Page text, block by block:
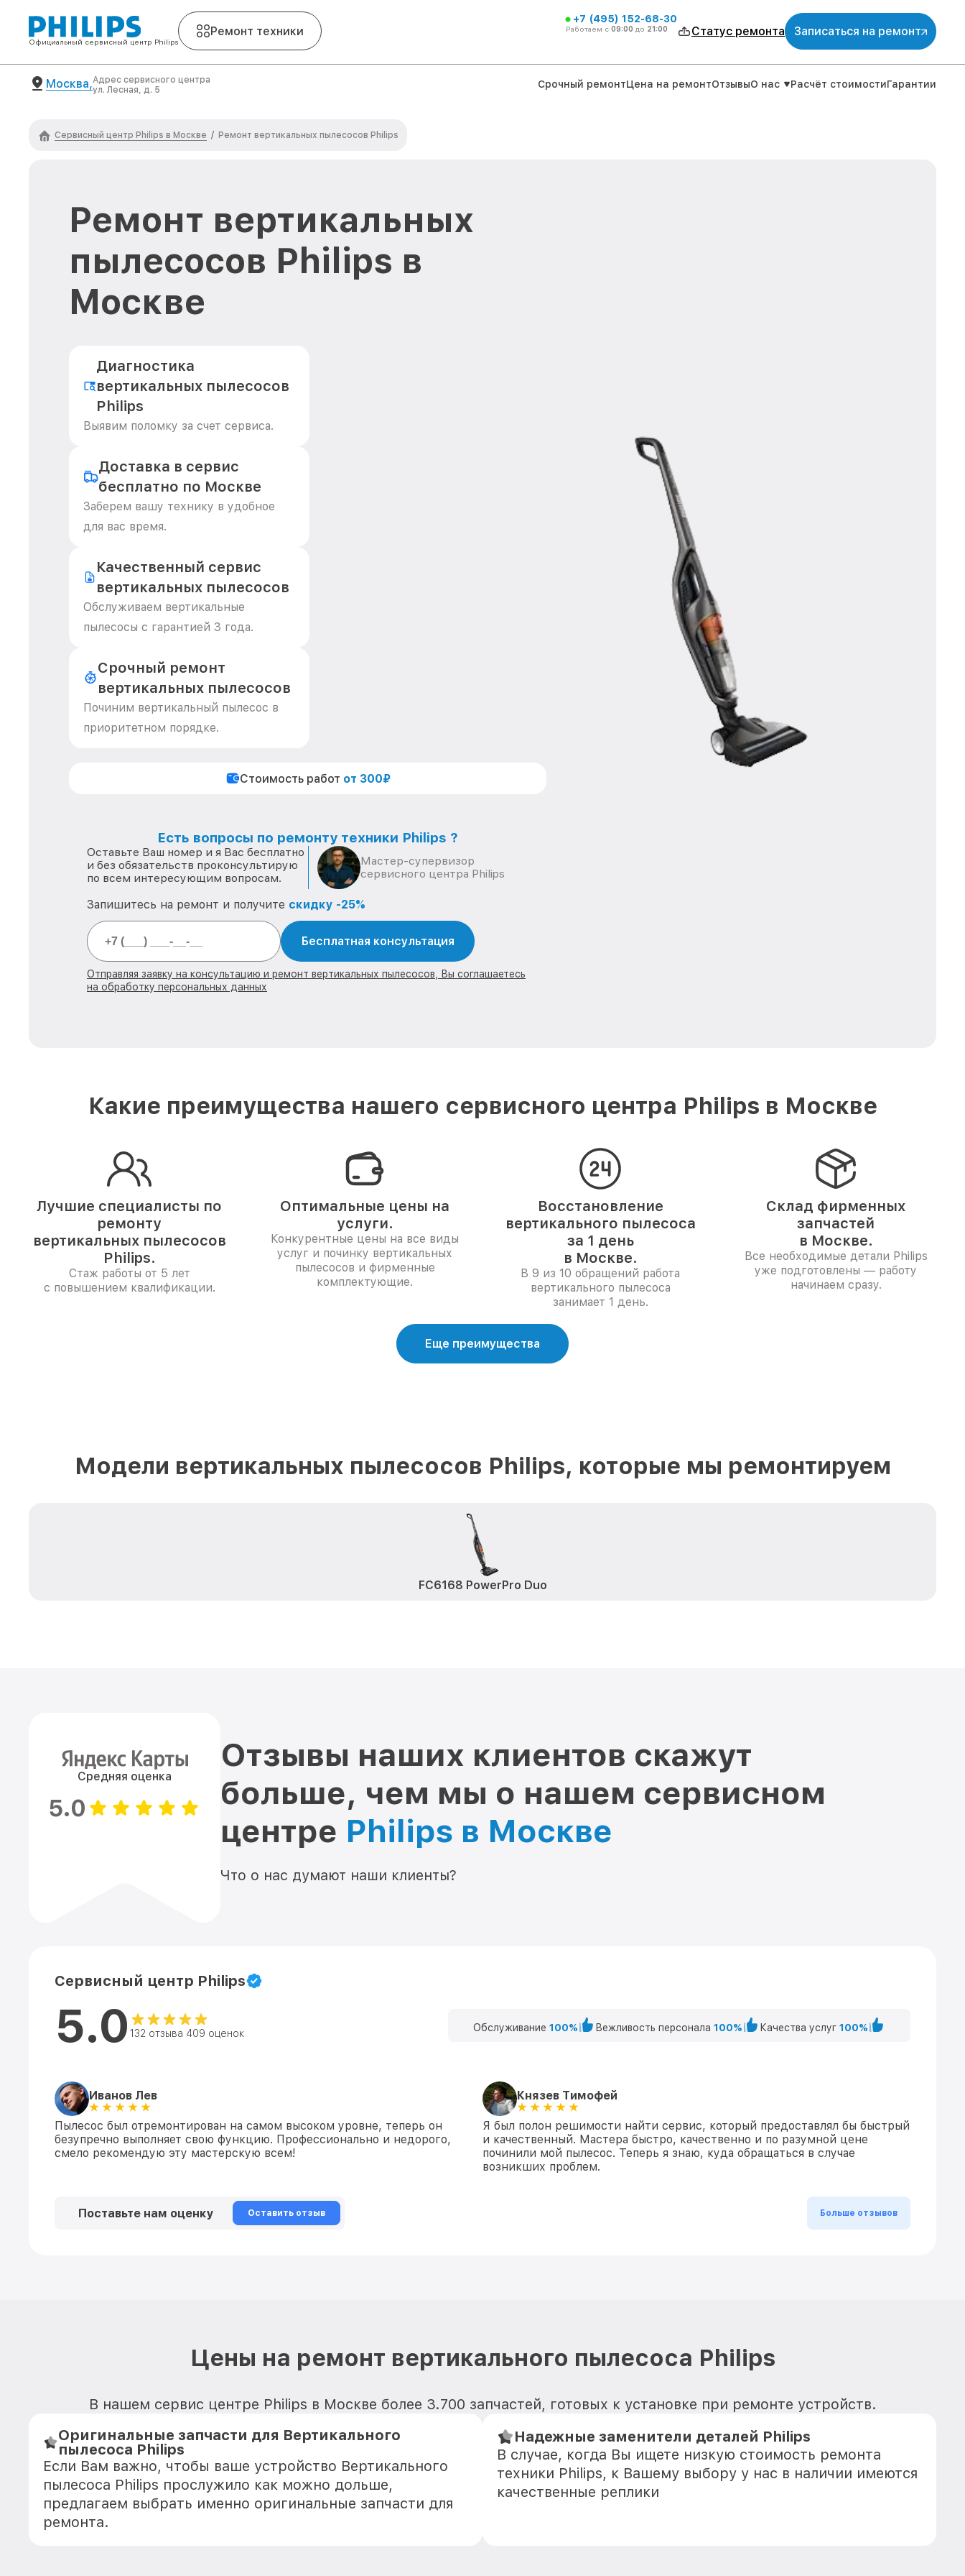
Официальный сервисный центр Philips
Ремонт техники
+7 (495) 152-68-30
Работаем с 09:00 до 21:00 Статус ремонта Записаться на ремонт
Москва,Адрес сервисного центра
ул. Лесная, д. 5
Срочный ремонтЦена на ремонтОтзывыО нас Расчёт стоимостиГарантии
Сервисный центр Philips в Москве / Ремонт вертикальных пылесосов Philips
Ремонт вертикальных
пылесосов Philips в
Москве
Диагностика
вертикальных пылесосов
Philips
Выявим поломку за счет сервиса.
Доставка в сервис
бесплатно по Москве
Заберем вашу технику в удобное
для вас время.
Качественный сервис
вертикальных пылесосов
Обслуживаем вертикальные
пылесосы с гарантией 3 года.
Срочный ремонт
вертикальных пылесосов
Починим вертикальный пылесос в
приоритетном порядке.
Стоимость работ от 300₽
Есть вопросы по ремонту техники Philips ?
Оставьте Ваш номер и я Вас бесплатно
и без обязательств проконсультирую
по всем интересующим вопросам.
Мастер-супервизор
сервисного центра Philips
Запишитесь на ремонт и получите скидку -25%
Бесплатная консультация
Отправляя заявку на консультацию и ремонт вертикальных пылесосов, Вы соглашаетесь
на обработку персональных данных
Какие преимущества нашего сервисного центра Philips в Москве
Лучшие специалисты по
ремонту
вертикальных пылесосов
Philips.
Стаж работы от 5 лет
с повышением квалификации.
Оптимальные цены на
услуги.
Конкурентные цены на все виды
услуг и починку вертикальных
пылесосов и фирменные
комплектующие.
Восстановление
вертикального пылесоса
за 1 день
в Москве.
В 9 из 10 обращений работа
вертикального пылесоса
занимает 1 день.
Склад фирменных
запчастей
в Москве.
Все необходимые детали Philips
уже подготовлены — работу
начинаем сразу.
Еще преимущества
Модели вертикальных пылесосов Philips, которые мы ремонтируем
FC6168 PowerPro Duo
Средняя оценка
5.0
Отзывы наших клиентов скажут
больше, чем мы о нашем сервисном
центре Philips в Москве
Что о нас думают наши клиенты?
Сервисный центр Philips
5.0 132 отзыва 409 оценок Обслуживание 100% Вежливость персонала 100% Качества услуг 100%
Иванов Лев
Пылесос был отремонтирован на самом высоком уровне, теперь он
безупречно выполняет свою функцию. Профессионально и недорого,
смело рекомендую эту мастерскую всем!
Князев Тимофей
Я был полон решимости найти сервис, который предоставлял бы быстрый
и качественный. Мастера быстро, качественно и по разумной цене
починили мой пылесос. Теперь я знаю, куда обращаться в случае
возникших проблем.
Поставьте нам оценку Оставить отзыв Больше отзывов
Цены на ремонт вертикального пылесоса Philips
В нашем сервис центре Philips в Москве более 3.700 запчастей, готовых к установке при ремонте устройств.
Оригинальные запчасти для Вертикального
пылесоса Philips
Если Вам важно, чтобы ваше устройство Вертикального
пылесоса Philips прослужило как можно дольше,
предлагаем выбрать именно оригинальные запчасти для
ремонта.
Надежные заменители деталей Philips
В случае, когда Вы ищете низкую стоимость ремонта
техники Philips, к Вашему выбору у нас в наличии имеются
качественные реплики